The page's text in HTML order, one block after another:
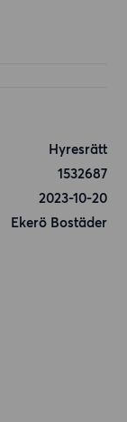
Hyresrätt
1532687
2023-10-20
Ekerö Bostäder